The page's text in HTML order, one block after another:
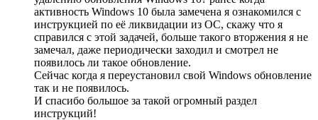
активность Windows 10 была замечена я ознакомился с
инструкцией по её ликвидации из ОС, скажу что я
справился с этой задачей, больше такого вторжения я не
замечал, даже периодически заходил и смотрел не
появилось ли такое обновление.
Сейчас когда я переустановил свой Windows обновление
так и не появилось.
И спасибо большое за такой огромный раздел
инструкций!